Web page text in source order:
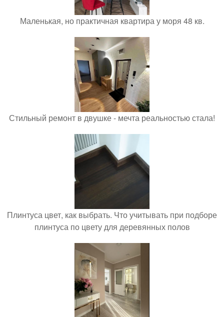
Маленькая, но практичная квартира у моря 48 кв.
Стильный ремонт в двушке - мечта реальностью стала!
Плинтуса цвет, как выбрать. Что учитывать при подборе
плинтуса по цвету для деревянных полов